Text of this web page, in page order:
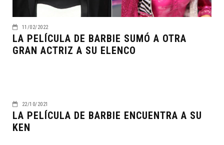
11/02/2022
LA PELÍCULA DE BARBIE SUMÓ A OTRA
GRAN ACTRIZ A SU ELENCO
22/10/2021
LA PELÍCULA DE BARBIE ENCUENTRA A SU
KEN